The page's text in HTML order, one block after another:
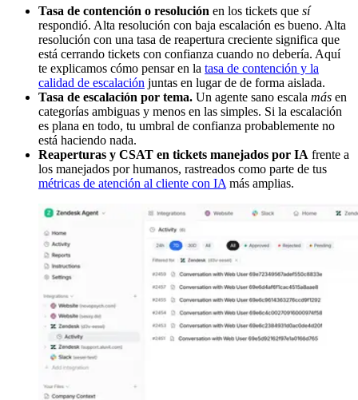
Tasa de contención o resolución en los tickets que sí
respondió. Alta resolución con baja escalación es bueno. Alta
resolución con una tasa de reapertura creciente significa que
está cerrando tickets con confianza cuando no debería. Aquí
te explicamos cómo pensar en la tasa de contención y la
calidad de escalación juntas en lugar de de forma aislada.
Tasa de escalación por tema. Un agente sano escala más en
categorías ambiguas y menos en las simples. Si la escalación
es plana en todo, tu umbral de confianza probablemente no
está haciendo nada.
Reaperturas y CSAT en tickets manejados por IA frente a
los manejados por humanos, rastreados como parte de tus
métricas de atención al cliente con IA más amplias.